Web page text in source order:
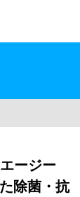
ージー
除菌・抗